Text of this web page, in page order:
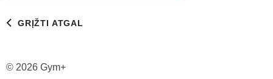
GRĮŽTI ATGAL
© 2026 Gym+